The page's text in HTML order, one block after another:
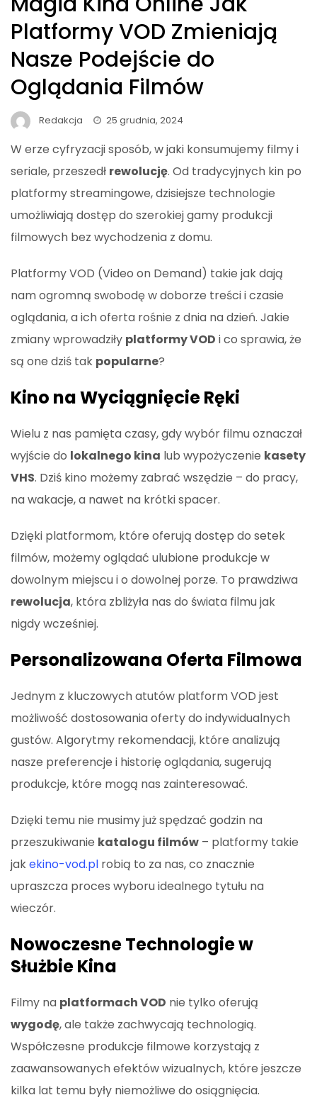
Platformy VOD Zmieniają
Nasze Podejście do
Oglądania Filmów
Redakcja 25 grudnia, 2024
W erze cyfryzacji sposób, w jaki konsumujemy filmy i
seriale, przeszedł rewolucję. Od tradycyjnych kin po
platformy streamingowe, dzisiejsze technologie
umożliwiają dostęp do szerokiej gamy produkcji
filmowych bez wychodzenia z domu.
Platformy VOD (Video on Demand) takie jak dają
nam ogromną swobodę w doborze treści i czasie
oglądania, a ich oferta rośnie z dnia na dzień. Jakie
zmiany wprowadziły platformy VOD i co sprawia, że
są one dziś tak popularne?
Kino na Wyciągnięcie Ręki
Wielu z nas pamięta czasy, gdy wybór filmu oznaczał
wyjście do lokalnego kina lub wypożyczenie kasety
VHS. Dziś kino możemy zabrać wszędzie – do pracy,
na wakacje, a nawet na krótki spacer.
Dzięki platformom, które oferują dostęp do setek
filmów, możemy oglądać ulubione produkcje w
dowolnym miejscu i o dowolnej porze. To prawdziwa
rewolucja, która zbliżyła nas do świata filmu jak
nigdy wcześniej.
Personalizowana Oferta Filmowa
Jednym z kluczowych atutów platform VOD jest
możliwość dostosowania oferty do indywidualnych
gustów. Algorytmy rekomendacji, które analizują
nasze preferencje i historię oglądania, sugerują
produkcje, które mogą nas zainteresować.
Dzięki temu nie musimy już spędzać godzin na
przeszukiwanie katalogu filmów – platformy takie
jakekino-vod.pl robią to za nas, co znacznie
upraszcza proces wyboru idealnego tytułu na
wieczór.
Nowoczesne Technologie w
Służbie Kina
Filmy na platformach VOD nie tylko oferują
wygodę, ale także zachwycają technologią.
Współczesne produkcje filmowe korzystają z
zaawansowanych efektów wizualnych, które jeszcze
kilka lat temu były niemożliwe do osiągnięcia.